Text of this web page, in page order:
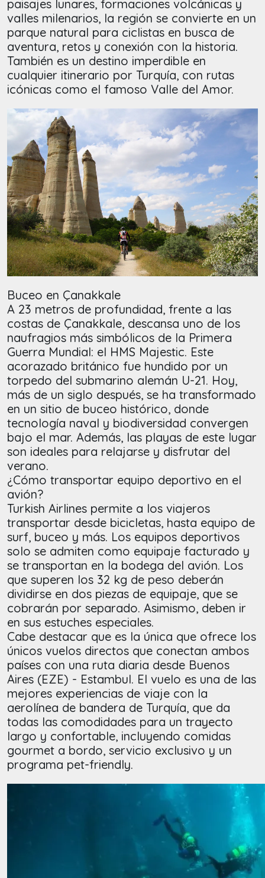
paisajes lunares, formaciones volcánicas y
valles milenarios, la región se convierte en un
parque natural para ciclistas en busca de
aventura, retos y conexión con la historia.
También es un destino imperdible en
cualquier itinerario por Turquía, con rutas
icónicas como el famoso Valle del Amor.
Buceo en Çanakkale
A 23 metros de profundidad, frente a las
costas de Çanakkale, descansa uno de los
naufragios más simbólicos de la Primera
Guerra Mundial: el HMS Majestic. Este
acorazado británico fue hundido por un
torpedo del submarino alemán U-21. Hoy,
más de un siglo después, se ha transformado
en un sitio de buceo histórico, donde
tecnología naval y biodiversidad convergen
bajo el mar. Además, las playas de este lugar
son ideales para relajarse y disfrutar del
verano.
¿Cómo transportar equipo deportivo en el
avión?
Turkish Airlines permite a los viajeros
transportar desde bicicletas, hasta equipo de
surf, buceo y más. Los equipos deportivos
solo se admiten como equipaje facturado y
se transportan en la bodega del avión. Los
que superen los 32 kg de peso deberán
dividirse en dos piezas de equipaje, que se
cobrarán por separado. Asimismo, deben ir
en sus estuches especiales.
Cabe destacar que es la única que ofrece los
únicos vuelos directos que conectan ambos
países con una ruta diaria desde Buenos
Aires (EZE) - Estambul. El vuelo es una de las
mejores experiencias de viaje con la
aerolínea de bandera de Turquía, que da
todas las comodidades para un trayecto
largo y confortable, incluyendo comidas
gourmet a bordo, servicio exclusivo y un
programa pet-friendly.